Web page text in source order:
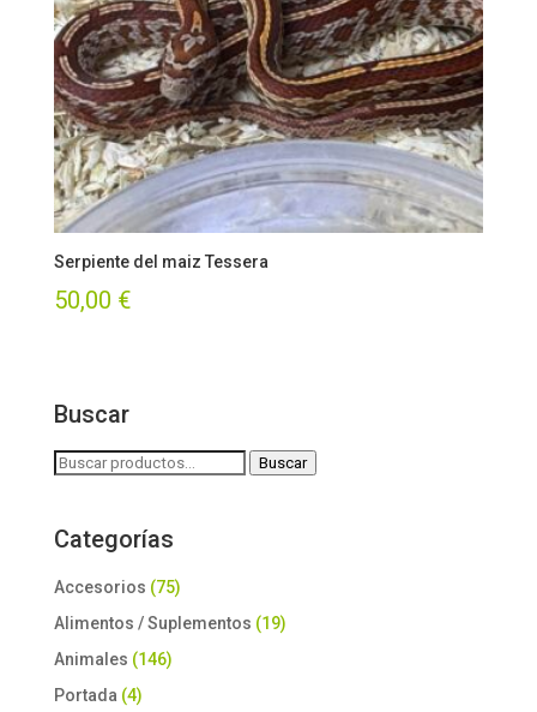
Serpiente del maiz Tessera
50,00 €
Buscar
Buscar
Buscar
Categorías
Accesorios (75)
Alimentos / Suplementos (19)
Animales (146)
Portada (4)